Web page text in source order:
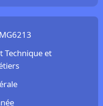
Technique et